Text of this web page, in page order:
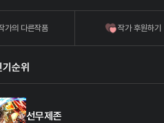
가의 다른작품 작가 후원하기
순위
선무제존